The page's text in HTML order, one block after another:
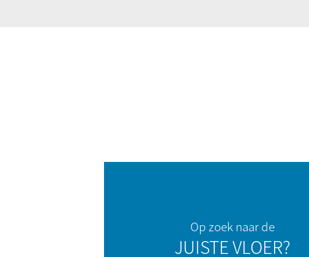
Op zoek naar de
JUISTE VLOER?